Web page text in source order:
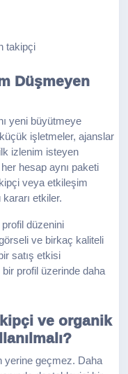
takipçi
Düşmeyen
yeni büyütmeye
işletmeler, ajanslar
izlenim isteyen
hesap aynı paketi
veya etkileşim
etkiler.
düzenini
ve birkaç kaliteli
satış etkisi
profil üzerinde daha
ve organik
yerine geçmez. Daha